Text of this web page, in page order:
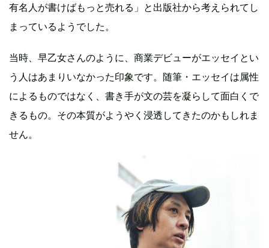
有名人が書けばもっと売れる」と出版社から考えられてし
まっているようでした。
当時、早乙女さんのように、商業デビューがエッセイとい
う人はあまりいなかった印象です。随筆・エッセイは属性
によるものではなく、書き手が文の芸を凝らして面白くで
きるもの。その本質がようやく浸透してきたのかもしれま
せん。